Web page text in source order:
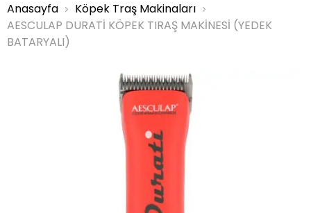
Anasayfa
Köpek Traş Makinaları
AESCULAP DURATİ KÖPEK TIRAŞ MAKİNESİ (YEDEK
BATARYALI)